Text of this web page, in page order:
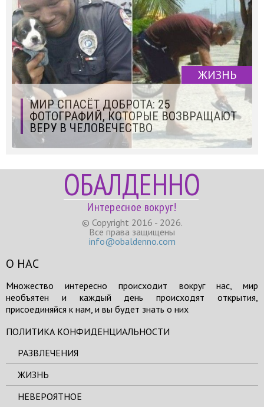
ЖИЗНЬ
МИР СПАСЁТ ДОБРОТА: 25
ФОТОГРАФИЙ, КОТОРЫЕ ВОЗВРАЩАЮТ
ВЕРУ В ЧЕЛОВЕЧЕСТВО
ОБАЛДЕННО
Интересное вокруг!
© Copyright 2016 - 2026.
Все права защищены
info@obaldenno.com
О НАС
Множество интересно происходит вокруг нас, мир
необъятен и каждый день происходят открытия,
присоединяйся к нам, и вы будет знать о них
ПОЛИТИКА КОНФИДЕНЦИАЛЬНОСТИ
РАЗВЛЕЧЕНИЯ
ЖИЗНЬ
НЕВЕРОЯТНОЕ